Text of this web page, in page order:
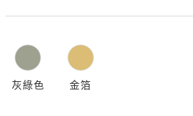
灰綠色 金箔